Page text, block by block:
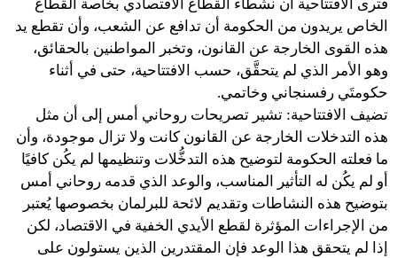
فترى الافتتاحية أن نشطاء القطاع الاقتصادي بخاصة القطاع
الخاص يريدون من الحكومة أن تدافع عن الشعب، وأن تقطع يد
هذه القوى الخارجة عن القانون، وتخبر المواطنين بالحقائق،
وهو الأمر الذي لم يتحقَّق، حسب الافتتاحية، حتى في أثناء
حكومتَي رفسنجاني وخاتمي.
تضيف الافتتاحية: تشير تصريحات روحاني أمس إلى أن مثل
هذه التدخلات الخارجة عن القانون كانت ولا تزال موجودة، وأن
ما فعلته الحكومة لتوضيح هذه التدخُّلات وتنظيمها لم يكُن كافيًا
أو لم يكُن له التأثير المناسب، والوعد الذي قدمه روحاني أمس
بتوضيح هذه النشاطات وتقديم لائحة للبرلمان بخصوصها يُعتبر
من الإجراءات المؤثرة لقطع الأيدي الخفية في الاقتصاد، لكن
إذا لم يتحقق هذا الوعد فإن المقتدرين الذين يستولون على